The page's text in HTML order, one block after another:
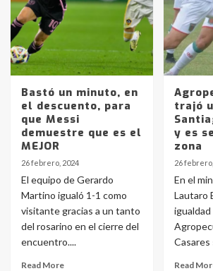
Bastó un minuto, en
el descuento, para
que Messi
demuestre que es el
MEJOR
26 febrero, 2024
El equipo de Gerardo
Martino igualó 1-1 como
visitante gracias a un tanto
del rosarino en el cierre del
encuentro....
Read More
trajó
y es
zona
26
En el
Lautaro
igualdad
Casares
Read